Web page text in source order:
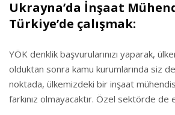
Ukrayna’da İnşaat
Türkiye’de çalışmak:
YÖK denklik başvurularınızı yaparak,
olduktan sonra kamu kurumlarında siz
noktada, ülkemizdeki bir inşaat
farkınız olmayacaktır. Özel sektörde de